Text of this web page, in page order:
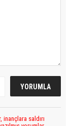
saldırı